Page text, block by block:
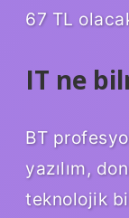
67 TL
IT ne
BT
yazılım,
teknolojik